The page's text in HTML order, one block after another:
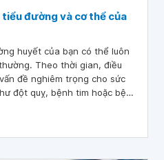
đường và cơ thể của
huyết của bạn có thể luôn
Theo thời gian, điều
đề nghiêm trọng cho sức
đột quỵ, bệnh tim hoặc bệnh